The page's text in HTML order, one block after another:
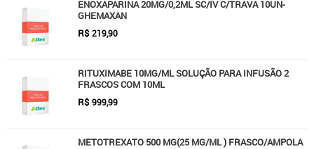
ENOXAPARINA 20MG/0,2ML SC/IV C/TRAVA 10UN-
GHEMAXAN
R$ 219,90
RITUXIMABE 10MG/ML SOLUÇÃO PARA INFUSÃO 2
FRASCOS COM 10ML
R$ 999,99
METOTREXATO 500 MG(25 MG/ML ) FRASCO/AMPOLA